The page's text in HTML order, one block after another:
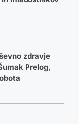
zdravje
Prelog,